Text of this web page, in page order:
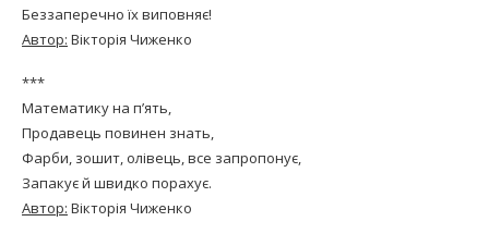
Беззаперечно їх виповняє!
Автор: Вікторія Чиженко
***
Математику на п’ять,
Продавець повинен знать,
Фарби, зошит, олівець, все запропонує,
Запакує й швидко порахує.
Автор: Вікторія Чиженко